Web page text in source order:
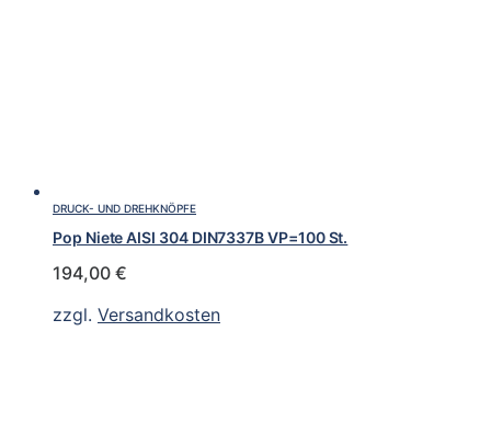
DRUCK- UND DREHKNÖPFE
Pop Niete AISI 304 DIN7337B VP=100 St.
194,00 €
zzgl. Versandkosten